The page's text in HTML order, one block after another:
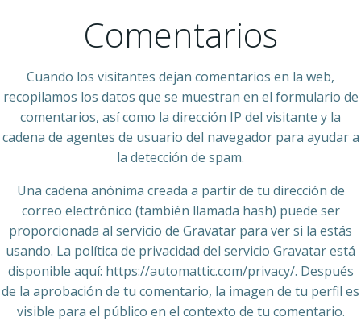
Comentarios
Cuando los visitantes dejan comentarios en la web,
recopilamos los datos que se muestran en el formulario de
comentarios, así como la dirección IP del visitante y la
cadena de agentes de usuario del navegador para ayudar a
la detección de spam.
Una cadena anónima creada a partir de tu dirección de
correo electrónico (también llamada hash) puede ser
proporcionada al servicio de Gravatar para ver si la estás
usando. La política de privacidad del servicio Gravatar está
disponible aquí: https://automattic.com/privacy/. Después
de la aprobación de tu comentario, la imagen de tu perfil es
visible para el público en el contexto de tu comentario.